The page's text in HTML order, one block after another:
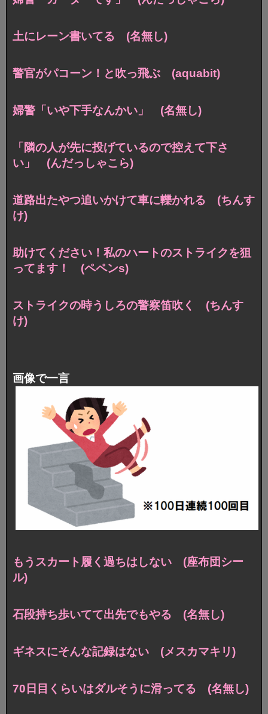
土にレーン書いてる (名無し)
警官がパコーン！と吹っ飛ぶ (aquabit)
婦警「いや下手なんかい」 (名無し)
「隣の人が先に投げているので控えて下さ
い」 (んだっしゃこら)
道路出たやつ追いかけて車に轢かれる (ちんす
け)
助けてください！私のハートのストライクを狙
ってます！ (ペペンs)
ストライクの時うしろの警察笛吹く (ちんす
け)
画像で一言
もうスカート履く過ちはしない (座布団シー
ル)
石段持ち歩いてて出先でもやる (名無し)
ギネスにそんな記録はない (メスカマキリ)
70日目くらいはダルそうに滑ってる (名無し)